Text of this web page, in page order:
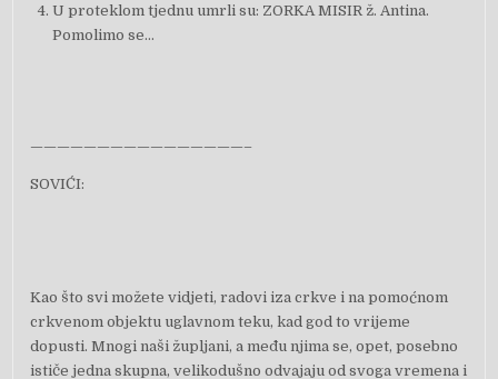
U proteklom tjednu umrli su: ZORKA MISIR ž. Antina.
Pomolimo se…
————————————————–
SOVIĆI:
Kao što svi možete vidjeti, radovi iza crkve i na pomoćnom
crkvenom objektu uglavnom teku, kad god to vrijeme
dopusti. Mnogi naši župljani, a među njima se, opet, posebno
ističe jedna skupna, velikodušno odvajaju od svoga vremena i